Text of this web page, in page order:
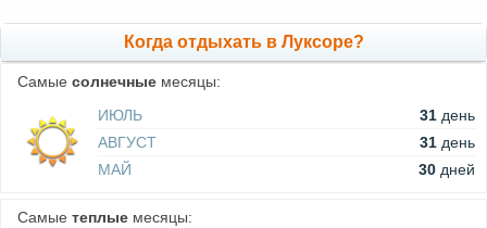
Когда отдыхать в Луксоре?
Самые солнечные месяцы:
ИЮЛЬ
31 день
АВГУСТ
31 день
МАЙ
30 дней
Самые теплые месяцы: